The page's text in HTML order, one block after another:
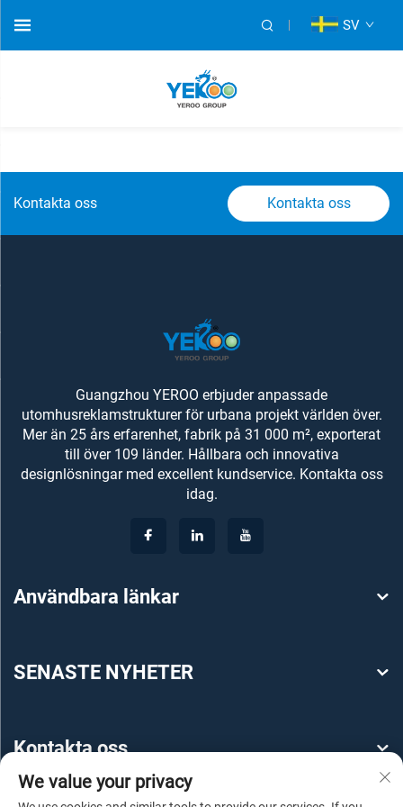
SV
Kontakta oss Kontakta oss
Guangzhou YEROO erbjuder anpassade
utomhusreklamstrukturer för urbana projekt världen över.
Mer än 25 års erfarenhet, fabrik på 31 000 m², exporterat
till över 109 länder. Hållbara och innovativa
designlösningar med excellent kundservice. Kontakta oss
idag.
Användbara länkar
SENASTE NYHETER
Kontakta oss
We value your privacy